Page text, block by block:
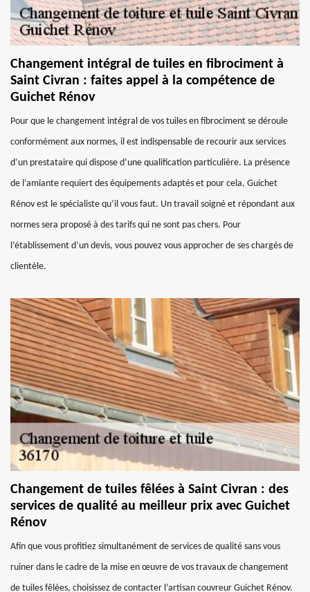
Changement intégral de tuiles en fibrociment à
Saint Civran : faites appel à la compétence de
Guichet Rénov
Pour que le changement intégral de vos tuiles en fibrociment se déroule
conformément aux normes, il est indispensable de recourir aux services
d’un prestataire qui dispose d’une qualification particulière. La présence
de l’amiante requiert des équipements adaptés et pour cela, Guichet
Rénov est le spécialiste qu’il vous faut. Un travail soigné et répondant aux
normes sera proposé à des tarifs qui ne sont pas chers. Pour
l’établissement d’un devis, vous pouvez vous approcher de ses chargés de
clientèle.
Changement de tuiles fêlées à Saint Civran : des
services de qualité au meilleur prix avec Guichet
Rénov
Afin que vous profitiez simultanément de services de qualité sans vous
ruiner dans le cadre de la mise en œuvre de vos travaux de changement
de tuiles fêlées, choisissez de contacter l’artisan couvreur Guichet Rénov.